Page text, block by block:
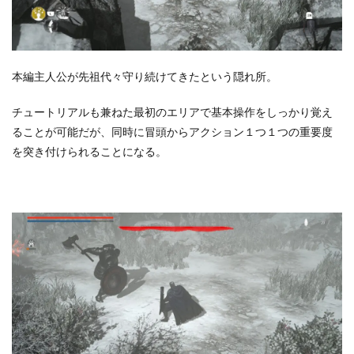
本編主人公が先祖代々守り続けてきたという隠れ所。
チュートリアルも兼ねた最初のエリアで基本操作をしっかり覚え
ることが可能だが、同時に冒頭からアクション１つ１つの重要度
を突き付けられることになる。